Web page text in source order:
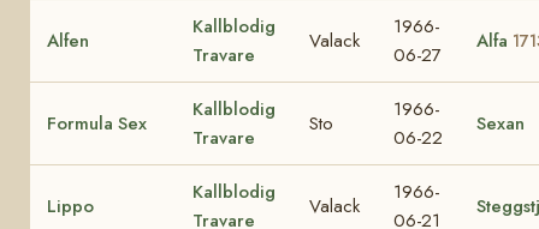
Alfen
Kallblodig
Travare
Valack
1966-
06-27
Alfa
Formula Sex
Kallblodig
Travare
Sto
1966-
06-22
Sexan
Lippo
Kallblodig
Travare
Valack
1966-
06-21